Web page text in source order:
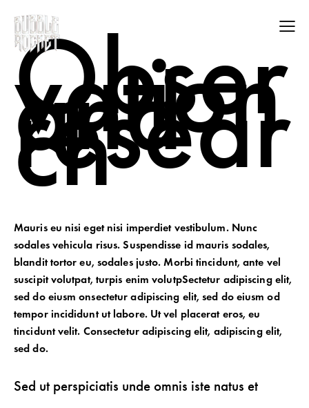
Obser
vation
and
resear
ch
Mauris eu nisi eget nisi imperdiet vestibulum. Nunc
sodales vehicula risus. Suspendisse id mauris sodales,
blandit tortor eu, sodales justo. Morbi tincidunt, ante vel
suscipit volutpat, turpis enim volutpSectetur adipiscing elit,
sed do eiusm onsectetur adipiscing elit, sed do eiusm od
tempor incididunt ut labore. Ut vel placerat eros, eu
tincidunt velit. Consectetur adipiscing elit, adipiscing elit,
sed do.
Sed ut perspiciatis unde omnis iste natus et